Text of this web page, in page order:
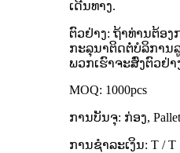
ເດີນທາງ.
ຕົວຢ່າງ: ຖ້າທ່ານຕ້ອງ
ກະລຸນາຕິດຕໍ່ບໍລິການ
ພວກເຮົາຈະສົ່ງຕົວຢ່
MOQ: 1000pcs
ການບັນຈຸ: ກ່ອງ,
ການຊໍາລະເງິນ: T / T